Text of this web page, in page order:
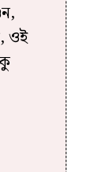
ওই